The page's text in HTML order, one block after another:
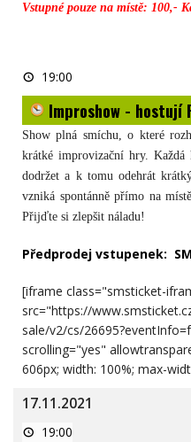
Vstupné pouze na místě: 100,-
Improshow
-
hostují
Paleťáci
19:00
Improshow - hostují
Show plná smíchu, o které
krátké improvizační hry.
dodržet a k tomu odehrát
vzniká spontánně přímo na
Přijďte si zlepšit náladu!
Předprodej vstupenek:
[iframe class="smsticket-
src="https://
sale/v2/cs/
scrolling="yes"
606px; width: 100%; max-
17.11.2021
LAJKA19:00